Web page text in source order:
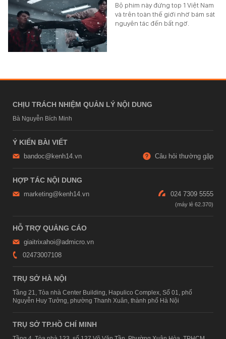
Bộ phim này đứng top 1 Việt Nam
và trên toàn thế giới nhờ bám sát
nguyên tác đến bất ngờ.
CHỊU TRÁCH NHIỆM QUẢN LÝ NỘI DUNG
Bà Nguyễn Bích Minh
Ý KIẾN BÀI VIẾT
bandoc@kenh14.vn Câu hỏi thường gặp
HỢP TÁC NỘI DUNG
marketing@kenh14.vn 024 7309 5555
HỖ TRỢ QUẢNG CÁO
giaitrixahoi@admicro.vn
02473007108
TRỤ SỞ HÀ NỘI
Tầng 21, Tòa nhà Center Building, Hapulico Complex, Số 01, phố
Nguyễn Huy Tưởng, phường Thanh Xuân, thành phố Hà Nội
TRỤ SỞ TP.HỒ CHÍ MINH